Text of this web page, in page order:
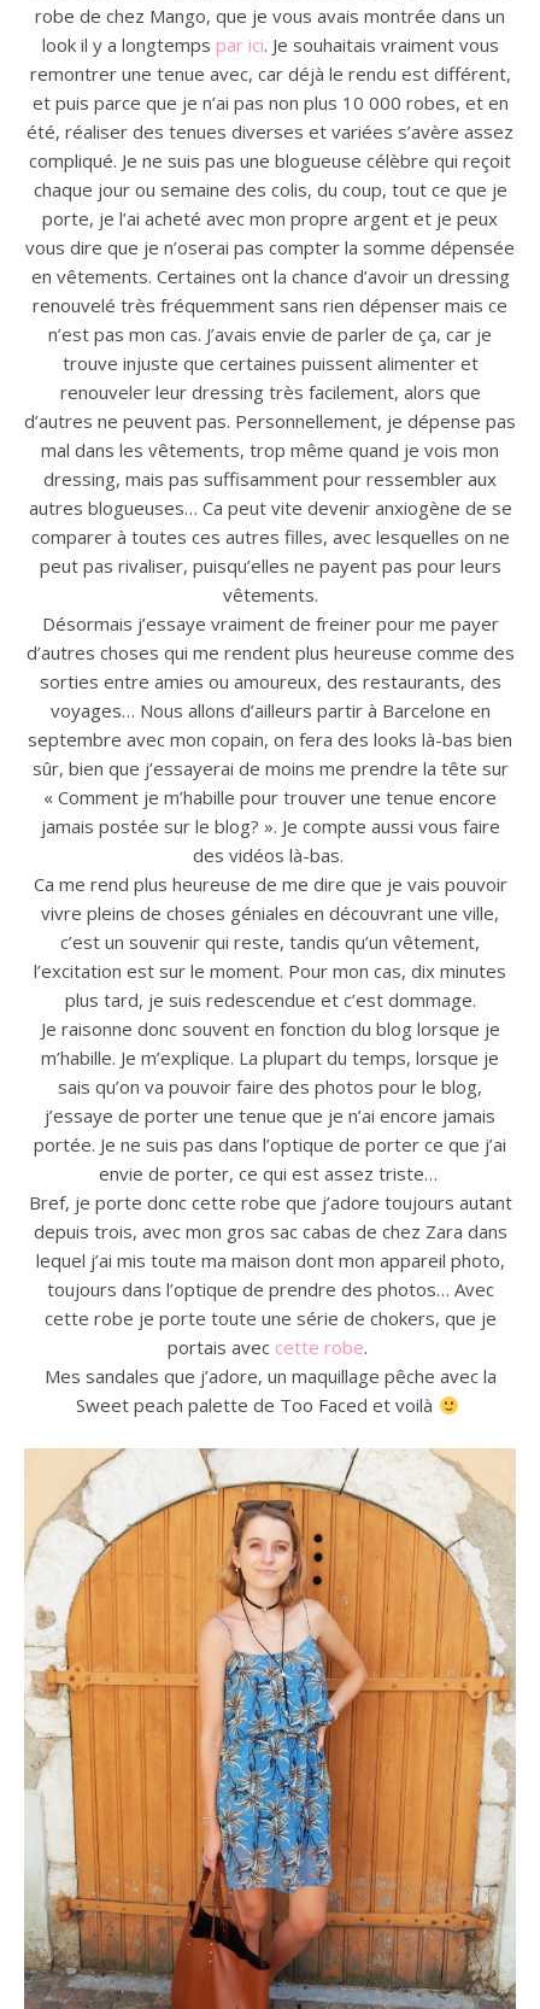
robe de chez Mango, que je vous avais montrée dans un
look il y a longtemps par ici. Je souhaitais vraiment vous
remontrer une tenue avec, car déjà le rendu est différent,
et puis parce que je n’ai pas non plus 10 000 robes, et en
été, réaliser des tenues diverses et variées s’avère assez
compliqué. Je ne suis pas une blogueuse célèbre qui reçoit
chaque jour ou semaine des colis, du coup, tout ce que je
porte, je l’ai acheté avec mon propre argent et je peux
vous dire que je n’oserai pas compter la somme dépensée
en vêtements. Certaines ont la chance d’avoir un dressing
renouvelé très fréquemment sans rien dépenser mais ce
n’est pas mon cas. J’avais envie de parler de ça, car je
trouve injuste que certaines puissent alimenter et
renouveler leur dressing très facilement, alors que
d’autres ne peuvent pas. Personnellement, je dépense pas
mal dans les vêtements, trop même quand je vois mon
dressing, mais pas suffisamment pour ressembler aux
autres blogueuses… Ca peut vite devenir anxiogène de se
comparer à toutes ces autres filles, avec lesquelles on ne
peut pas rivaliser, puisqu’elles ne payent pas pour leurs
vêtements.
Désormais j’essaye vraiment de freiner pour me payer
d’autres choses qui me rendent plus heureuse comme des
sorties entre amies ou amoureux, des restaurants, des
voyages… Nous allons d’ailleurs partir à Barcelone en
septembre avec mon copain, on fera des looks là-bas bien
sûr, bien que j’essayerai de moins me prendre la tête sur
« Comment je m’habille pour trouver une tenue encore
jamais postée sur le blog? ». Je compte aussi vous faire
des vidéos là-bas.
Ca me rend plus heureuse de me dire que je vais pouvoir
vivre pleins de choses géniales en découvrant une ville,
c’est un souvenir qui reste, tandis qu’un vêtement,
l’excitation est sur le moment. Pour mon cas, dix minutes
plus tard, je suis redescendue et c’est dommage.
Je raisonne donc souvent en fonction du blog lorsque je
m’habille. Je m’explique. La plupart du temps, lorsque je
sais qu’on va pouvoir faire des photos pour le blog,
j’essaye de porter une tenue que je n’ai encore jamais
portée. Je ne suis pas dans l’optique de porter ce que j’ai
envie de porter, ce qui est assez triste…
Bref, je porte donc cette robe que j’adore toujours autant
depuis trois, avec mon gros sac cabas de chez Zara dans
lequel j’ai mis toute ma maison dont mon appareil photo,
toujours dans l’optique de prendre des photos… Avec
cette robe je porte toute une série de chokers, que je
portais avec cette robe.
Mes sandales que j’adore, un maquillage pêche avec la
Sweet peach palette de Too Faced et voilà